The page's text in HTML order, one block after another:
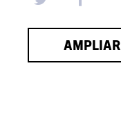
AMPLIAR